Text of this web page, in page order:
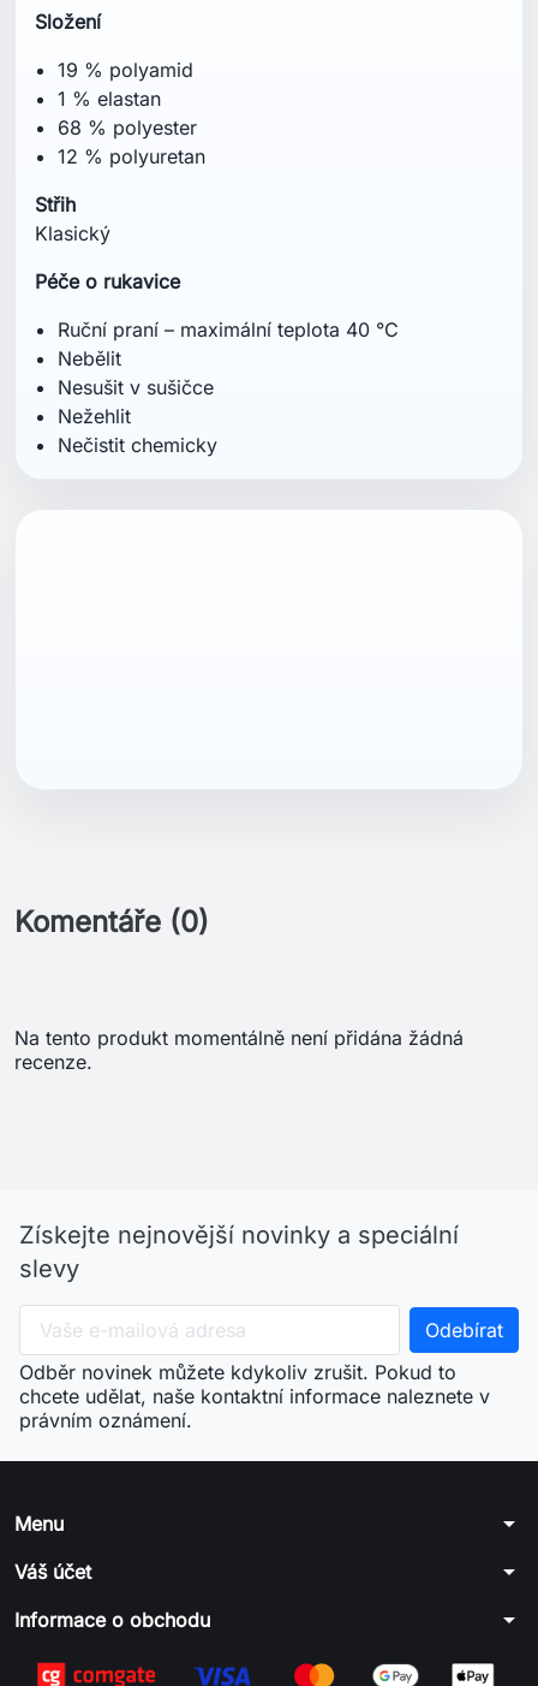
Složení
19 % polyamid
1 % elastan
68 % polyester
12 % polyuretan
Střih
Klasický
Péče o rukavice
Ruční praní – maximální teplota 40 °C
Nebělit
Nesušit v sušičce
Nežehlit
Nečistit chemicky
Komentáře (0)
Na tento produkt momentálně není přidána žádná
recenze.
Získejte nejnovější novinky a speciální
slevy
Odběr novinek můžete kdykoliv zrušit. Pokud to
chcete udělat, naše kontaktní informace naleznete v
právním oznámení.
Menu arrow_drop_down
Váš účet arrow_drop_down
Informace o obchodu arrow_drop_down